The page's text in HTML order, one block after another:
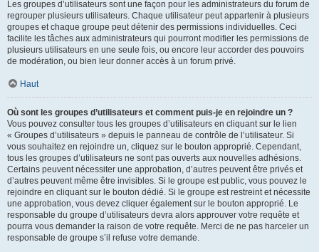
Les groupes d’utilisateurs sont une façon pour les administrateurs du forum de
regrouper plusieurs utilisateurs. Chaque utilisateur peut appartenir à plusieurs
groupes et chaque groupe peut détenir des permissions individuelles. Ceci
facilite les tâches aux administrateurs qui pourront modifier les permissions de
plusieurs utilisateurs en une seule fois, ou encore leur accorder des pouvoirs
de modération, ou bien leur donner accès à un forum privé.
Haut
Où sont les groupes d’utilisateurs et comment puis-je en rejoindre un ?
Vous pouvez consulter tous les groupes d’utilisateurs en cliquant sur le lien
« Groupes d’utilisateurs » depuis le panneau de contrôle de l’utilisateur. Si
vous souhaitez en rejoindre un, cliquez sur le bouton approprié. Cependant,
tous les groupes d’utilisateurs ne sont pas ouverts aux nouvelles adhésions.
Certains peuvent nécessiter une approbation, d’autres peuvent être privés et
d’autres peuvent même être invisibles. Si le groupe est public, vous pouvez le
rejoindre en cliquant sur le bouton dédié. Si le groupe est restreint et nécessite
une approbation, vous devez cliquer également sur le bouton approprié. Le
responsable du groupe d’utilisateurs devra alors approuver votre requête et
pourra vous demander la raison de votre requête. Merci de ne pas harceler un
responsable de groupe s’il refuse votre demande.